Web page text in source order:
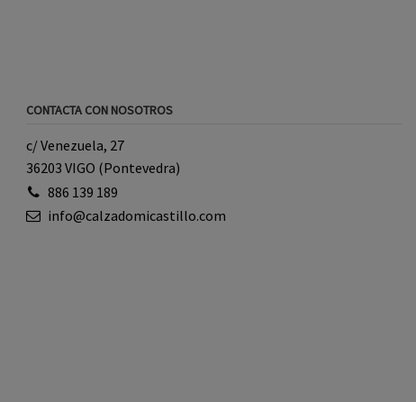
CONTACTA CON NOSOTROS
c/ Venezuela, 27
36203 VIGO (Pontevedra)
886 139 189
info@calzadomicastillo.com